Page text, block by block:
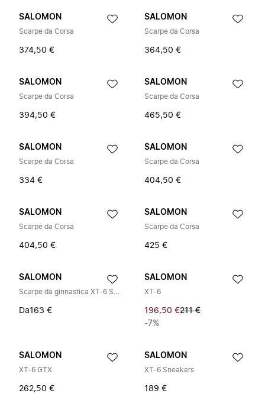
SALOMON
Scarpe da Corsa
374,50 €
SALOMON
Scarpe da Corsa
364,50 €
SALOMON
Scarpe da Corsa
394,50 €
SALOMON
Scarpe da Corsa
465,50 €
SALOMON
Scarpe da Corsa
334 €
SALOMON
Scarpe da Corsa
404,50 €
SALOMON
Scarpe da Corsa
404,50 €
SALOMON
Scarpe da Corsa
425 €
SALOMON
Scarpe da ginnastica XT-6 Steel Streets
Da163 €
SALOMON
XT-6
196,50 €211 €
-7%
SALOMON
XT-6 GTX
262,50 €
SALOMON
XT-6 Sneakers
189 €